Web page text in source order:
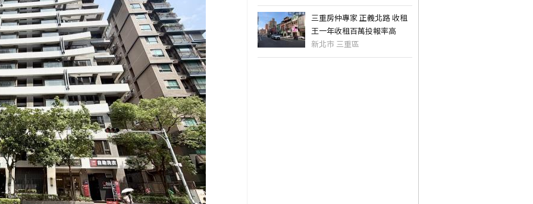
三重房仲專家 正義北路 收租
王一年收租百萬投報率高
新北市 三重區